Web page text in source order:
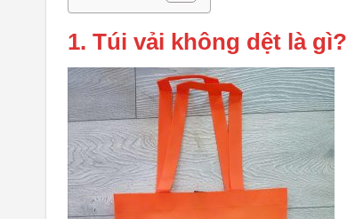
1. Túi vải không dệt là gì?